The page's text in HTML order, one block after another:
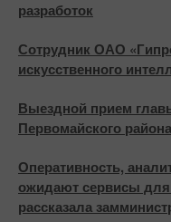
разработок
Сотрудник ОАО
искусственного
Выездной прием
Первомайского района
Оперативность,
ожидают сервисы
рассказала